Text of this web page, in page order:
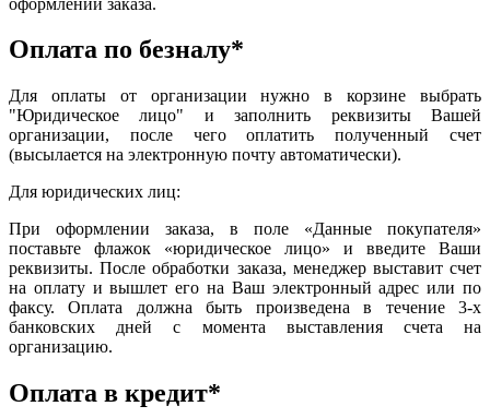
Оплата по безналу*
Для оплаты от организации нужно в корзине выбрать
"Юридическое лицо" и заполнить реквизиты Вашей
организации, после чего оплатить полученный счет
(высылается на электронную почту автоматически).
Для юридических лиц:
При оформлении заказа, в поле «Данные покупателя»
поставьте флажок «юридическое лицо» и введите Ваши
реквизиты. После обработки заказа, менеджер выставит счет
на оплату и вышлет его на Ваш электронный адрес или по
факсу. Оплата должна быть произведена в течение 3-х
банковских дней с момента выставления счета на
организацию.
Оплата в кредит*